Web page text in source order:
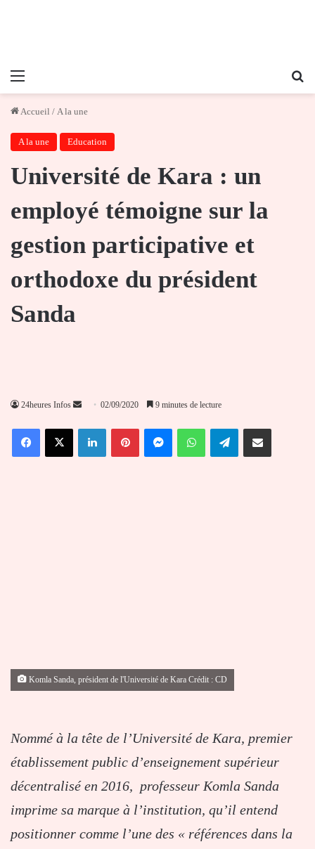
Menu
Accueil / A la une
A la une Education
Université de Kara : un
employé témoigne sur la
gestion participative et
orthodoxe du président
Sanda
24heures Infos
Envoyer
courriel
02/09/2020 9 minutes de lecture
FacebookX LinkedinPinterestMessengerWhatsAppTelegramPartager par email
Komla Sanda, président de l'Université de Kara Crédit : CD
Nommé à la tête de l’Université de Kara, premier
établissement public d’enseignement supérieur
décentralisé en 2016, professeur Komla Sanda
imprime sa marque à l’institution, qu’il entend
positionner comme l’une des « références dans la